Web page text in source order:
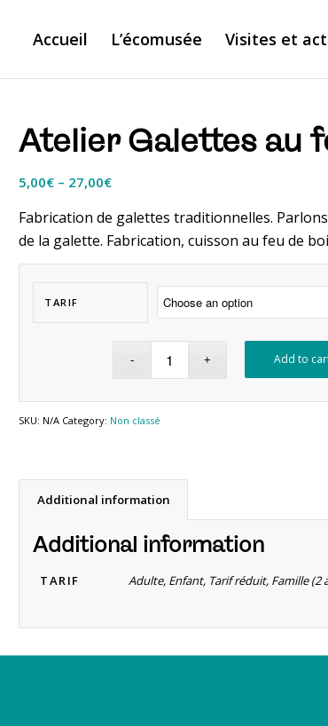
Accueil L’écomusée Visites et
Atelier Galettes au
5,00€ – 27,00€
Fabrication de galettes traditionnelles.
de la galette. Fabrication, cuisson au feu de
TARIF
Add to
SKU: N/A Category: Non classé
Additional information
Additional information
TARIF Adulte, Enfant, Tarif réduit, Famille